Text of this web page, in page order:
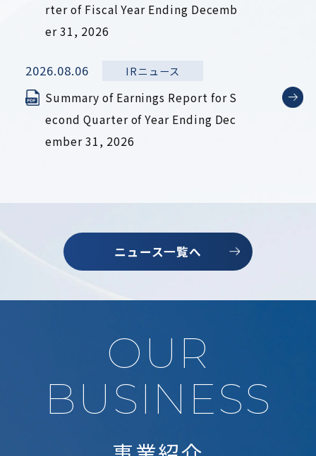
rter of Fiscal Year Ending Decemb
er 31, 2026
2026.08.06 IRニュース
Summary of Earnings Report for S
econd Quarter of Year Ending Dec
ember 31, 2026
ニュース一覧へ
OUR
BUSINESS